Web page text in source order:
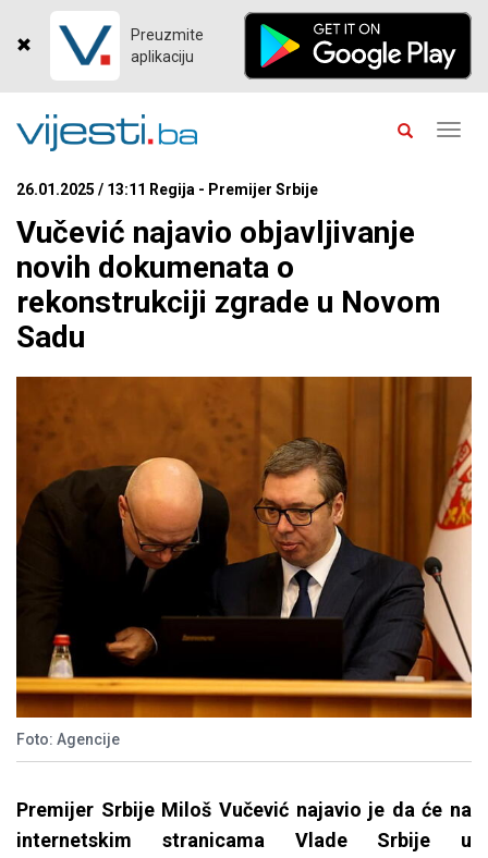
Preuzmite
aplikaciju
26.01.2025 / 13:11 Regija - Premijer Srbije
Vučević najavio objavljivanje
novih dokumenata o
rekonstrukciji zgrade u Novom
Sadu
Foto: Agencije
Premijer Srbije Miloš Vučević najavio je da će na
internetskim stranicama Vlade Srbije u